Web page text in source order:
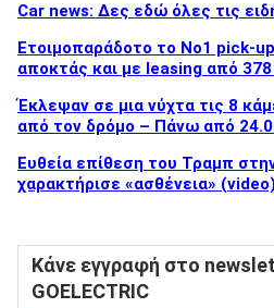
Car news: Δες εδώ όλες τις
Ετοιμοπαράδοτο το Νο1 pick-
αποκτάς και με leasing από
Έκλεψαν σε μια νύχτα τις 8
από τον δρόμο – Πάνω από
Ευθεία επίθεση του Τραμπ
χαρακτήρισε «ασθένεια» (video)
Κάνε εγγραφή στο
GOELECTRIC